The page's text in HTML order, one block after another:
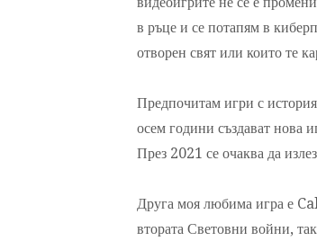
в ръце и се потапям в
отворен свят или които те
Предпочитам игри с
осем години създават нова
През 2021 се очаква да
Друга моя любима игра е
втората Световни войни,